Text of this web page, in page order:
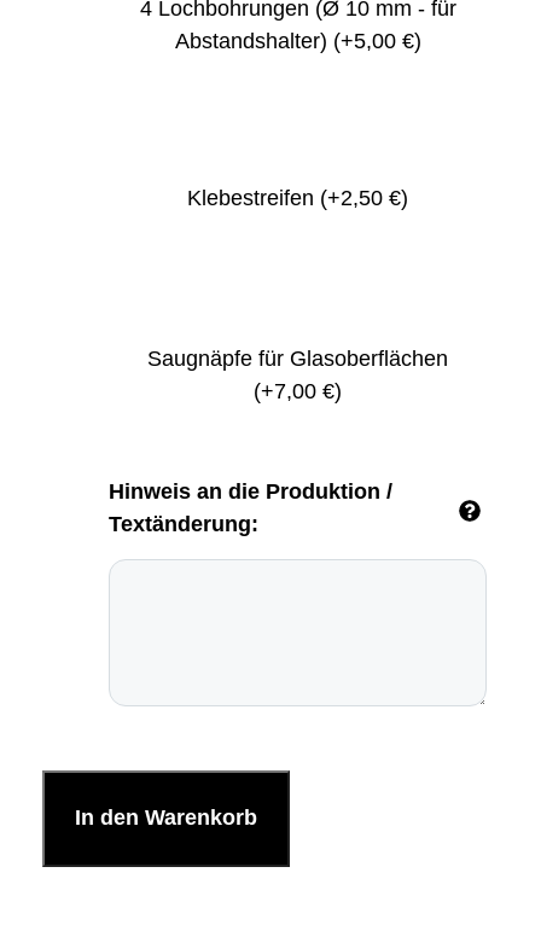
4 Lochbohrungen (Ø 10 mm - für
Abstandshalter) (+5,00 €)
Klebestreifen (+2,50 €)
Saugnäpfe für Glasoberflächen
(+7,00 €)
Hinweis an die Produktion /
Textänderung:
In den Warenkorb